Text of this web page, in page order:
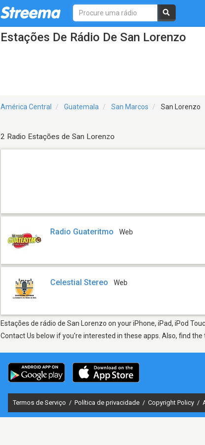
Estações De Rádio De San Lorenzo
América Central Guatemala San Marcos San Lorenzo
2 Radio Estações de San Lorenzo
Radio Guateritmo Web
Celestial Stereo Web
Estações de rádio de San Lorenzo on your iPhone, iPad, iPod
Contact Us below if you're interested in these apps. Also, find
Termos de Serviço / Política de privacidade / Copyright Policy /